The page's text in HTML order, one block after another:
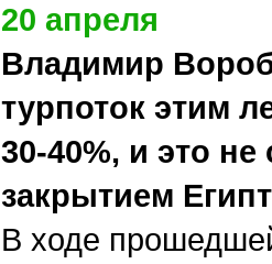
20 апреля
Владимир
турпоток этим
30-40%, и это не
закрытием
В ходе